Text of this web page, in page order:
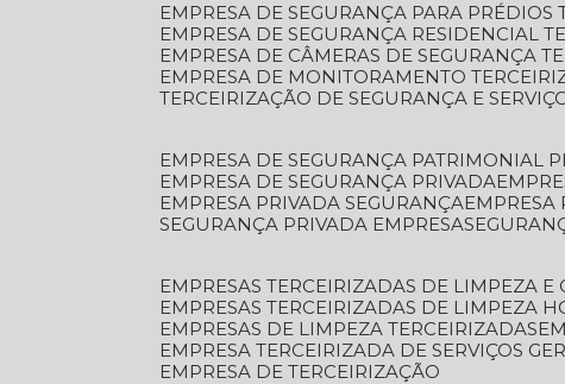
EMPRESA DE SEGURANÇA PARA PRÉDIOS
EMPRESA DE SEGURANÇA RESIDENCIAL
EMPRESA DE CÂMERAS DE SEGURANÇA
EMPRESA DE MONITORAMENTO
TERCEIRIZAÇÃO DE SEGURANÇA E
EMPRESA DE SEGURANÇA PATRIMONIAL
EMPRESA DE SEGURANÇA PRIVADA
EMPRESA PRIVADA SEGURANÇA
SEGURANÇA PRIVADA EMPRESA
EMPRESAS TERCEIRIZADAS DE LIMPEZA E
EMPRESAS TERCEIRIZADAS DE LIMPEZA
EMPRESAS DE LIMPEZA TERCEIRIZADAS
EMPRESA TERCEIRIZADA DE SERVIÇOS
EMPRESA DE TERCEIRIZAÇÃO